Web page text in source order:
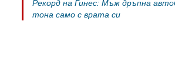
Рекорд на Гинес: Мъж дръпна
тона само с врата си